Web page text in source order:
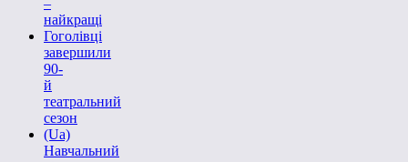
найкращі
Гоголівці
завершили
90-
й
театральний
сезон
(Ua)
Навчальний